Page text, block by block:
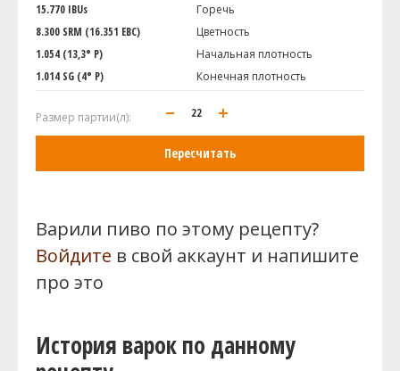
15.770 IBUs
Горечь
8.300 SRM (16.351 EBC)
Цветность
1.054 (13,3° P)
Начальная плотность
1.014 SG (4° P)
Конечная плотность
Размер партии(л):
Пересчитать
Варили пиво по этому рецепту?
Войдите в свой аккаунт и напишите
про это
История варок по данному